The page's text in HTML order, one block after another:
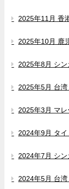
2025年11月 香
2025年10月 鹿
2025年8月 シ
2025年5月 台湾
2025年3月 マレ
2024年9月 タイ
2024年7月 シン
2024年5月 台湾